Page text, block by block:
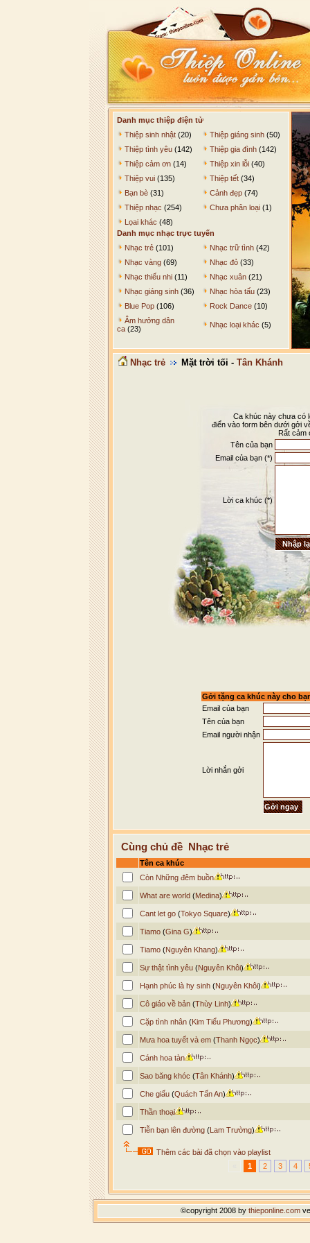
Danh mục thiệp điện tử
Thiệp sinh nhật (20) Thiệp giáng sinh (50)
Thiệp tình yêu (142) Thiệp gia đình (142)
Thiệp cảm ơn (14) Thiệp xin lỗi (40)
Thiệp vui (135) Thiệp tết (34)
Bạn bè (31) Cảnh đẹp (74)
Thiệp nhạc (254) Chưa phân loại (1)
Lọai khác (48)
Danh mục nhạc trực tuyến
Nhạc trẻ (101) Nhạc trữ tình (42)
Nhạc vàng (69) Nhạc đỏ (33)
Nhạc thiếu nhi (11) Nhạc xuân (21)
Nhạc giáng sinh (36) Nhạc hòa tấu (23)
Blue Pop (106) Rock Dance (10)
Âm hưởng dân
ca (23) Nhạc loại khác (5)
Nhạc trẻ Mặt trời tối - Tân Khánh
Ca khúc này chưa có
điển vào form bên dưới gởi
Rất cảm
Tên của bạn
Email của bạn (*)
Lời ca khúc (*)
Gởi tặng ca khúc này cho
Email của bạn
Tên của bạn
Email người nhận
Lời nhắn gởi
Cùng chủ đề Nhạc trẻ
Tên ca khúc
Còn Những đêm buồn
What are world(Medina)
Cant let go(Tokyo Square)
Tiamo(Gina G)
Tiamo(Nguyên Khang)
Sự thật tình yêu(Nguyên Khôi)
Hạnh phúc là hy sinh(Nguyên Khôi)
Cô giáo về bản(Thùy Linh)
Cặp tình nhân(Kim Tiểu Phương)
Mưa hoa tuyết và em(Thanh Ngọc)
Cánh hoa tàn
Sao băng khóc (Tân Khánh)
Che giấu(Quách Tấn An)
Thần thoại
Tiễn bạn lên đường(Lam Trường)
Thêm các bài đã chọn vào playlist
1 2 3 4
©copyright 2008 by thieponline.com